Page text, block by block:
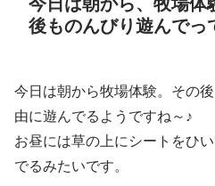
後ものんびり遊んでっ
今日は朝から牧場体験。その
由に遊んでるようですね～♪
お昼には草の上にシートをひ
でるみたいです。